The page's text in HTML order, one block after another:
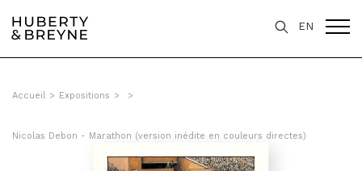
EN
Accueil > Expositions > >
Nicolas Debon - Marathon (version inédite en couleurs directes)